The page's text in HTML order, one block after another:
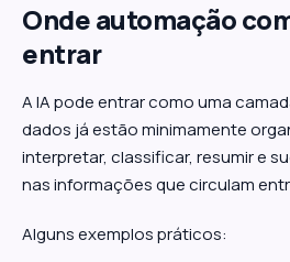
Onde automação
entrar
A IA pode entrar como uma
dados já estão minimamente
interpretar, classificar, resumir e
nas informações que circulam
Alguns exemplos práticos: